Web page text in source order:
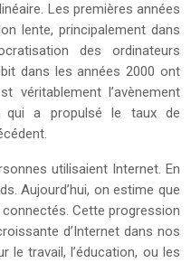
Les premières années
lente, principalement dans
des ordinateurs
dans les années 2000 ont
véritablement l’avènement
a propulsé le taux de
utilisaient Internet. En
Aujourd’hui, on estime que
Cette progression
d’Internet dans nos
le travail, l’éducation, ou les